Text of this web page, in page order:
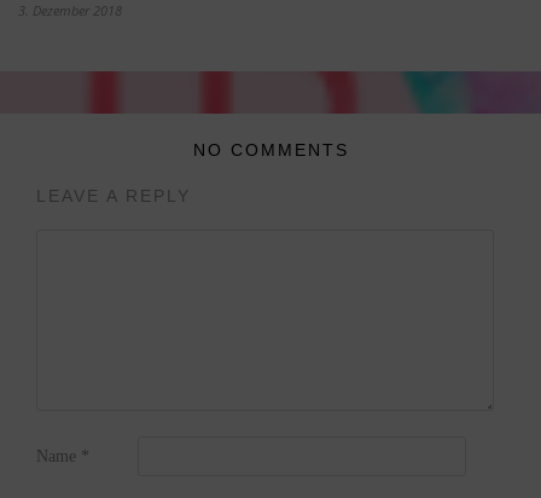
3. Dezember 2018
NO COMMENTS
LEAVE A REPLY
Name *